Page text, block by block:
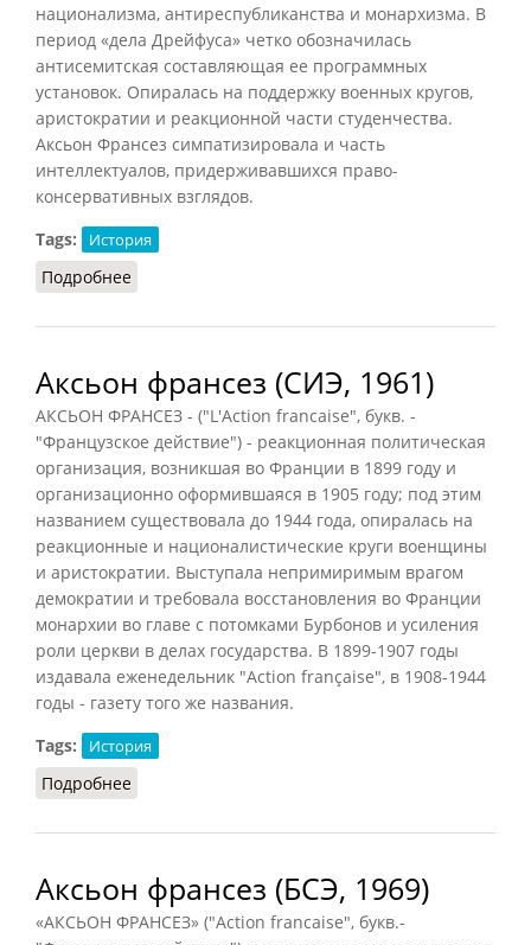
национализма, антиреспубликанства и монархизма. В
период «дела Дрейфуса» четко обозначилась
антисемитская составляющая ее программных
установок. Опиралась на поддержку военных кругов,
аристократии и реакционной части студенчества.
Аксьон Франсез симпатизировала и часть
интеллектуалов, придерживавшихся право-
консервативных взглядов.
Tags:
История
Подробнее
Аксьон франсез (СИЭ, 1961)
АКСЬОН ФРАНСЕЗ - ("L'Action francaise", букв. -
"Французское действие") - реакционная политическая
организация, возникшая во Франции в 1899 году и
организационно оформившаяся в 1905 году; под этим
названием существовала до 1944 года, опиралась на
реакционные и националистические круги военщины
и аристократии. Выступала непримиримым врагом
демократии и требовала восстановления во Франции
монархии во главе с потомками Бурбонов и усиления
роли церкви в делах государства. В 1899-1907 годы
издавала еженедельник "Action française", в 1908-1944
годы - газету того же названия.
Tags:
История
Подробнее
Аксьон франсез (БСЭ, 1969)
«АКСЬОН ФРАНСЕЗ» ("Action francaise", букв.-